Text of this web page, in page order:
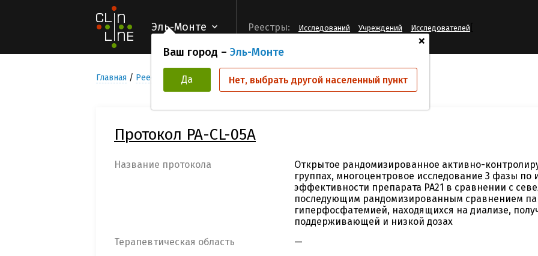
Эль-Монте
+
Ваш город – Эль-Монте
Да Нет, выбрать другой населенный пункт
Реестры: Исследований Учреждений Исследователей
Главная Реестр Клинических исследований PA-CL-05A
Протокол PA-CL-05A
Название протокола
Открытое рандомизированное активно-
группах, многоцентровое исследование 3 фазы по
эффективности препарата PA21 в сравнении с
последующим рандомизированным сравнением
гиперфосфатемией, находящихся на диализе,
поддерживающей и низкой дозах
Терапевтическая область
—